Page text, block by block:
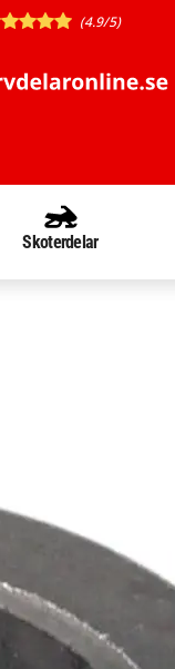
(4.9/5)
Skoterdelar